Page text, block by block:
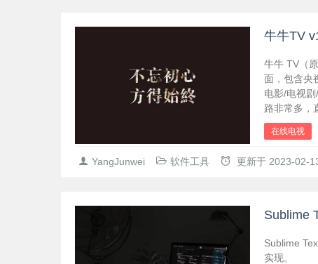
牛牛TV
牛牛 TV（
面，包含央
电影/电视
路非常多，
在线电视
YangJunwei 软件工具 更新于 2023-02-
Sublime
Sublime
实现。